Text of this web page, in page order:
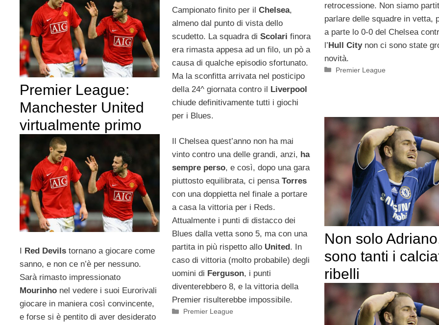
retrocessione. Non siamo
parlare delle squadre in vetta,
a parte lo 0-0 del Chelsea
l’Hull Citynon ci sono state
novità.
Categorie
Premier League
Campionato finito per il Chelsea,
almeno dal punto di vista dello
scudetto. La squadra di Scolari finora
era rimasta appesa ad un filo, un pò a
causa di qualche episodio sfortunato.
Ma la sconfitta arrivata nel posticipo
della 24^ giornata contro il Liverpool
chiude definitivamente tutti i giochi
per i Blues.
Il Chelsea quest’anno non ha mai
vinto contro una delle grandi, anzi, ha
sempre perso, e così, dopo una gara
piuttosto equilibrata, ci pensa Torres
con una doppietta nel finale a portare
a casa la vittoria per i Reds.
Attualmente i punti di distacco dei
Blues dalla vetta sono 5, ma con una
partita in più rispetto allo United . In
caso di vittoria (molto probabile) degli
uomini di Ferguson, i punti
diventerebbero 8, e la vittoria della
Premier risulterebbe impossibile.
Categorie
Premier League
Premier League:
Manchester United
virtualmente primo
Red Devils tornano a giocare come
sanno, e non ce n’è per nessuno.
Sarà rimasto impressionato
Mourinho nel vedere i suoi Eurorivali
giocare in maniera così convincente,
e forse si è pentito di aver desiderato
Non solo
sono tanti i
ribelli